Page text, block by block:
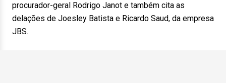
procurador-geral Rodrigo Janot e também cita as
delações de Joesley Batista e Ricardo Saud, da empresa
JBS.